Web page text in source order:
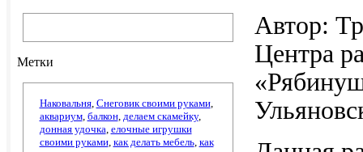
Метки
Наковальня, Снеговик своими руками,
аквариум, балкон, делаем скамейку,
донная удочка, елочные игрушки
своими руками, как делать мебель, как
Автор:
Центра